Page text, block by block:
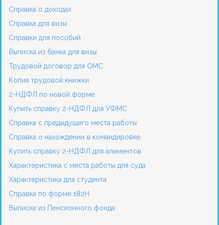
Справка о доходах
Справка для визы
Справки для пособий
Выписка из банка для визы
Трудовой договор для ОМС
Копия трудовой книжки
2-НДФЛ по новой форме
Купить справку 2-НДФЛ для УФМС
Справка с предыдущего места работы
Справка о нахождении в командировке
Купить справку 2-НДФЛ для алиментов
Характеристика с места работы для суда
Характеристика для студента
Справка по форме 182Н
Выписка из Пенсионного фонда